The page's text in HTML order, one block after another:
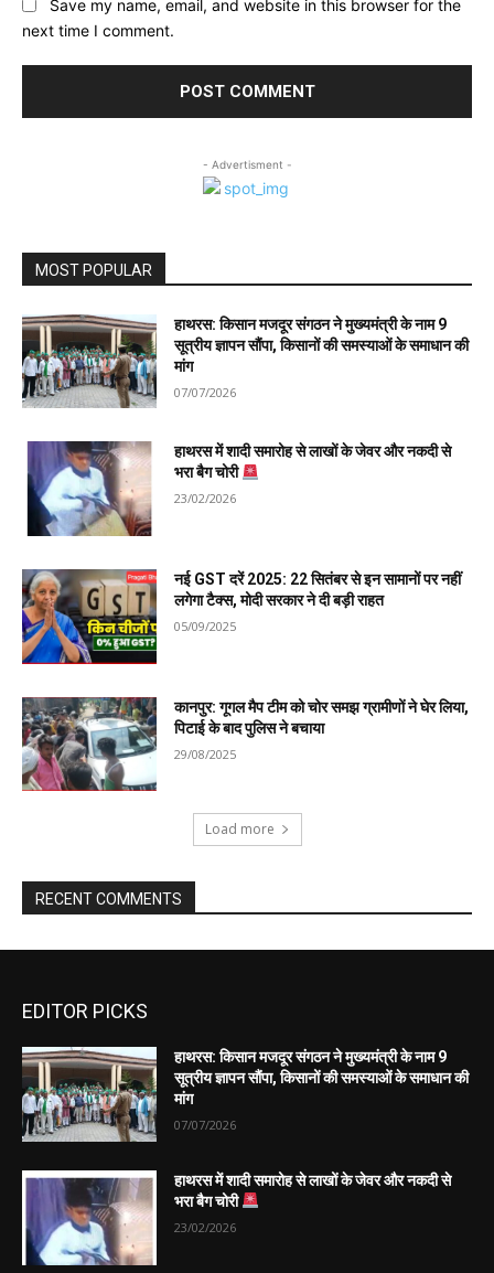
EDITOR PICKS
हाथरस: किसान मजदूर संगठन ने मुख्यमंत्री के नाम 9
सूत्रीय ज्ञापन सौंपा, किसानों की समस्याओं के समाधान की
मांग
07/07/2026
हाथरस में शादी समारोह से लाखों के जेवर और नकदी से
भरा बैग चोरी
23/02/2026